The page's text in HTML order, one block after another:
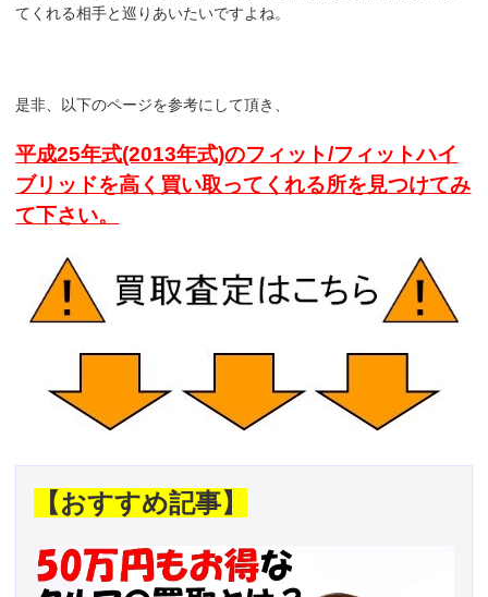
てくれる相手と巡りあいたいですよね。
是非、以下のページを参考にして頂き、
平成25年式(2013年式)のフィット/フィットハイ
ブリッドを高く買い取ってくれる所を見つけてみ
て下さい。
【おすすめ記事】